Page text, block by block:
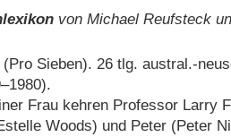
von Michael Reufsteck
Sieben). 26 tlg. austral.-
Frau kehren Professor Larry
Woods) und Peter (Peter